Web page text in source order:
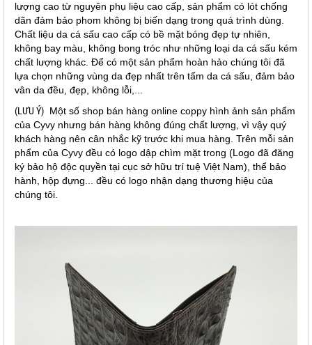
lượng cao từ nguyên phụ liệu cao cấp, sản phẩm có lót chống
dãn đảm bảo phom không bị biến dạng trong quá trình dùng.
Chất liệu da cá sấu cao cấp có bề mặt bóng đẹp tự nhiên,
không bay màu, không bong tróc như những loại da cá sấu kém
chất lượng khác. Để có một sản phẩm hoàn hảo chúng tôi đã
lựa chọn những vùng da đẹp nhất trên tấm da cá sấu, đảm bảo
vân da đều, đẹp, không lỗi,...
(LƯU Ý) Một số shop bán hàng online coppy hình ảnh sản phẩm
của Cyvy nhưng bán hàng không đúng chất lượng, vì vậy quý
khách hàng nên cân nhắc kỹ trước khi mua hàng. Trên mỗi sản
phẩm của Cyvy đều có logo dập chìm mặt trong (Logo đã đăng
ký bảo hộ độc quyền tại cục sở hữu trí tuệ Việt Nam), thể bảo
hành, hộp đựng... đều có logo nhận dạng thương hiệu của
chúng tôi.